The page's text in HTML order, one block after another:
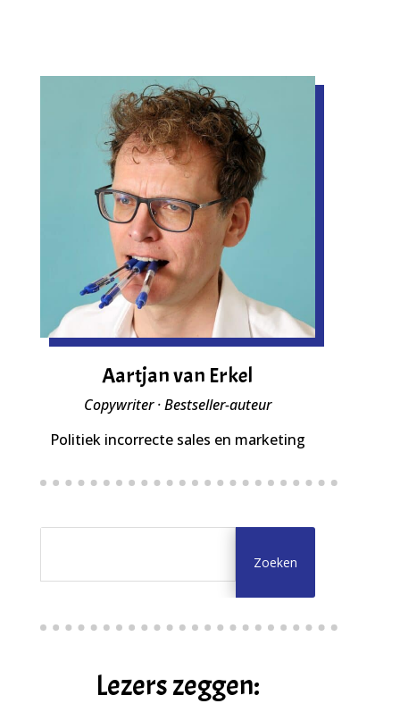
Aartjan van Erkel
Copywriter · Bestseller-auteur
Politiek incorrecte sales en marketing
Lezers zeggen: